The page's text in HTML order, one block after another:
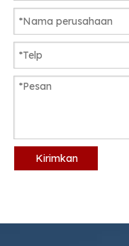
Kirimkan